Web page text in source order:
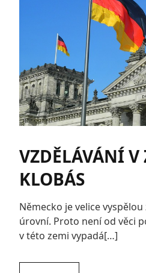
VZDĚLÁVÁNÍ V
KLOBÁS
Německo je velice
úrovní. Proto není od věci
v této zemi vypadá[…]